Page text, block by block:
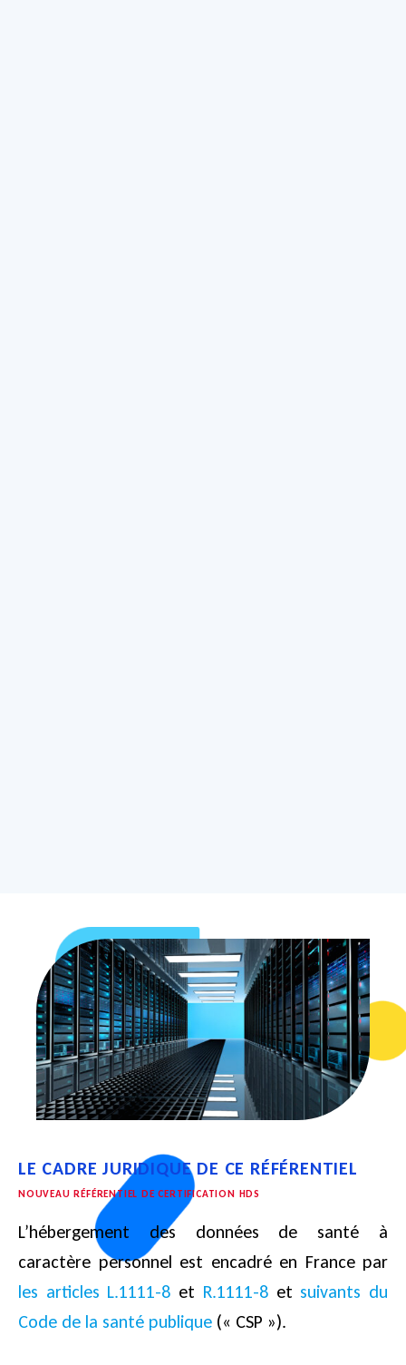
LE CADRE JURIDIQUE DE CE RÉFÉRENTIEL
NOUVEAU RÉFÉRENTIEL DE CERTIFICATION HDS
L’hébergement des données de santé à
caractère personnel est encadré en France par
les articles L.1111-8 et R.1111-8et suivants du
Code de la santé publique (« CSP »).